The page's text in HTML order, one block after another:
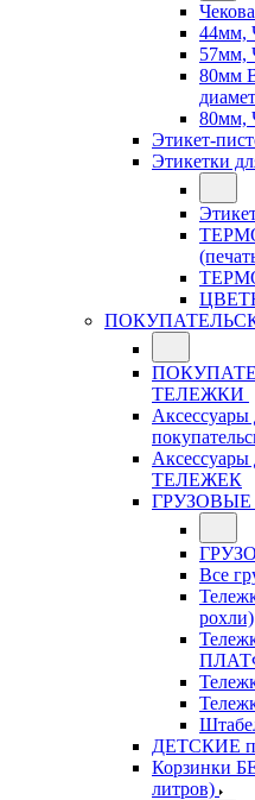
44мм,
57мм,
80мм
80мм,
Этикет-
Этикетки
ТЕЛЕЖКИ
Аксессуары
ТЕЛЕЖЕК
ГРУЗОВЫЕ
Все
рохли)
ДЕТСКИЕ
Корзинки
литров)